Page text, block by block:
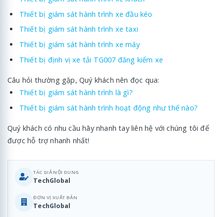
Thiết bị giám sát hành trình xe đầu kéo
Thiết bị giám sát hành trình xe taxi
Thiết bị giám sát hành trình xe máy
Thiết bị định vị xe tải TG007 đăng kiểm xe
Câu hỏi thường gặp, Quý khách nên đọc qua:
Thiết bị giám sát hành trình là gì?
Thiết bị giám sát hành trình hoạt động như thế nào?
Quý khách có nhu cầu hãy nhanh tay liên hệ với chúng tôi để
được hỗ trợ nhanh nhất!
TÁC GIẢ NỘI DUNG
TechGlobal
ĐƠN VỊ XUẤT BẢN
TechGlobal